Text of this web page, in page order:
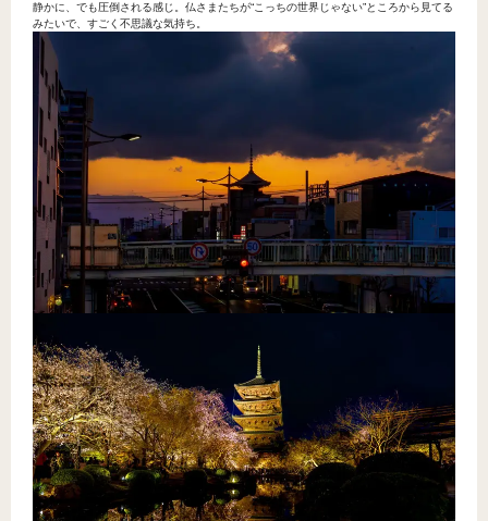
静かに、でも圧倒される感じ。仏さまたちが“こっちの世界じゃない”ところから見てる
みたいで、すごく不思議な気持ち。